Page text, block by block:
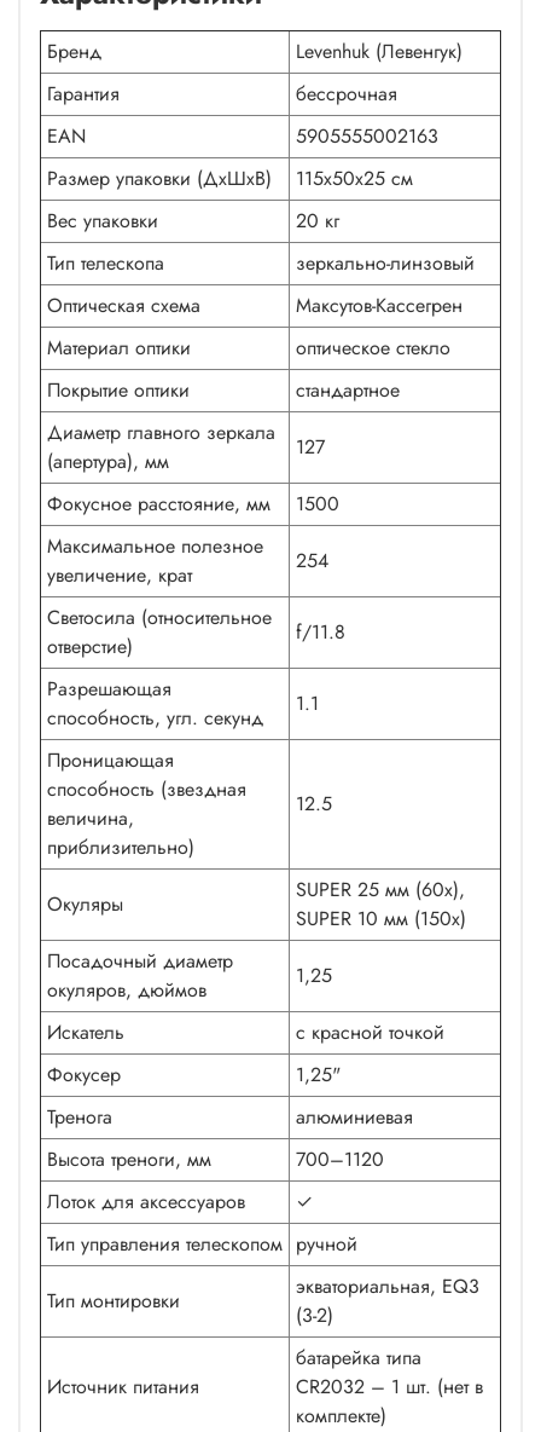
Бренд
Levenhuk (Левенгук)
Гарантия
бессрочная
EAN
5905555002163
Размер упаковки (ДxШxВ)
115x50x25 см
Вес упаковки
20 кг
Тип телескопа
зеркально-линзовый
Оптическая схема
Максутов-Кассегрен
Материал оптики
оптическое стекло
Покрытие оптики
стандартное
Диаметр главного зеркала
(апертура), мм
127
Фокусное расстояние, мм
1500
Максимальное полезное
увеличение, крат
254
Светосила (относительное
отверстие)
f/11.8
Разрешающая
способность, угл. секунд
1.1
Проницающая
способность (звездная
величина,
приблизительно)
12.5
Окуляры
SUPER 25 мм (60x),
SUPER 10 мм (150x)
Посадочный диаметр
окуляров, дюймов
1,25
Искатель
с красной точкой
Фокусер
1,25"
Тренога
алюминиевая
Высота треноги, мм
700–1120
Лоток для аксессуаров
✓
Тип управления телескопом ручной
Тип монтировки
экваториальная, EQ3
(3-2)
Источник питания
батарейка типа
CR2032 – 1 шт. (нет в
комплекте)